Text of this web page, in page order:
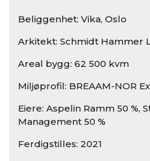
Beliggenhet: Vika, Oslo
Arkitekt: Schmidt Hammer
Areal bygg: 62 500 kvm
Miljøprofil: BREAAM-NOR
Eiere: Aspelin Ramm 50 %,
Management 50 %
Ferdigstilles: 2021